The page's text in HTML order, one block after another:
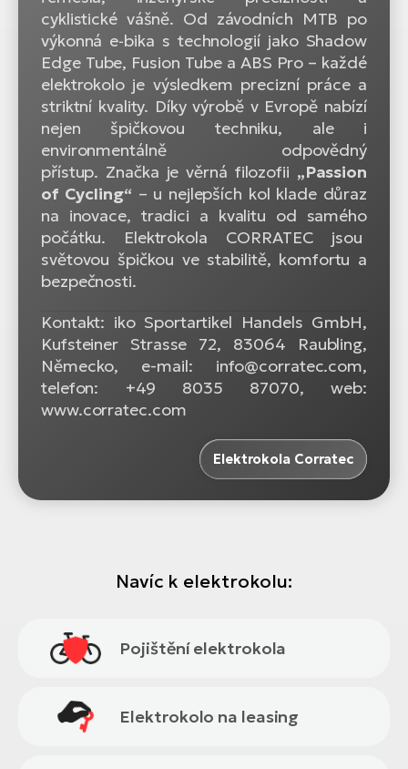
cyklistické vášně. Od závodních MTB po
výkonná e‑bika s technologií jako Shadow
Edge Tube, Fusion Tube a ABS Pro – každé
elektrokolo je výsledkem precizní práce a
striktní kvality. Díky výrobě v Evropě nabízí
nejen špičkovou techniku, ale i
environmentálně odpovědný
přístup. Značka je věrná filozofii „Passion
of Cycling“ – u nejlepších kol klade důraz
na inovace, tradici a kvalitu od samého
počátku. Elektrokola CORRATEC jsou
světovou špičkou ve stabilitě, komfortu a
bezpečnosti.
Kontakt: iko Sportartikel Handels GmbH,
Kufsteiner Strasse 72, 83064 Raubling,
Německo, e-mail: info@corratec.com,
telefon: +49 8035 87070, web:
www.corratec.com
Elektrokola Corratec
Navíc k elektrokolu:
Pojištění elektrokola
Elektrokolo na leasing